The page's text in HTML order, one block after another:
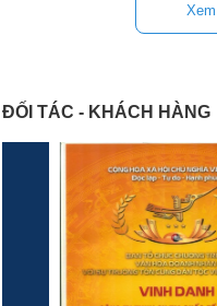
ĐỐI TÁC - KHÁCH HÀNG